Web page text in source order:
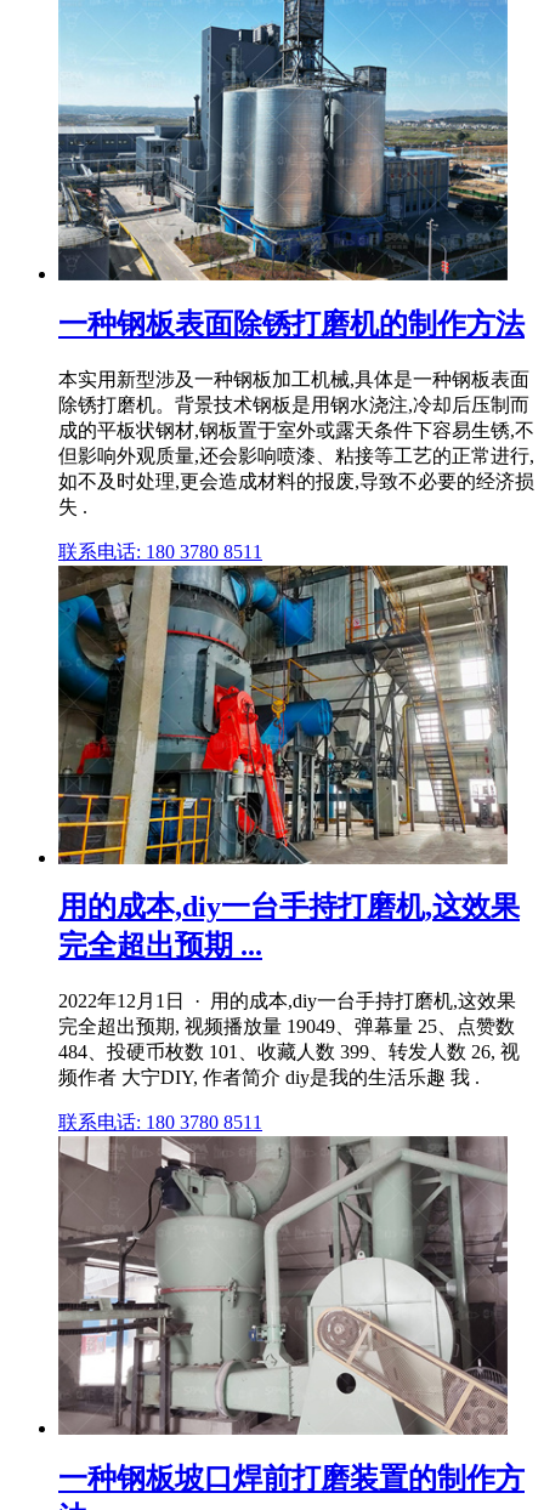
一种钢板表面除锈打磨机的制作方法
本实用新型涉及一种钢板加工机械,具体是一种钢板表面
除锈打磨机。背景技术钢板是用钢水浇注,冷却后压制而
成的平板状钢材,钢板置于室外或露天条件下容易生锈,不
但影响外观质量,还会影响喷漆、粘接等工艺的正常进行,
如不及时处理,更会造成材料的报废,导致不必要的经济损
失 .
联系电话: 180 3780 8511
用的成本,diy一台手持打磨机,这效果
完全超出预期 ...
2022年12月1日 · 用的成本,diy一台手持打磨机,这效果
完全超出预期, 视频播放量 19049、弹幕量 25、点赞数
484、投硬币枚数 101、收藏人数 399、转发人数 26, 视
频作者 大宁DIY, 作者简介 diy是我的生活乐趣 我 .
联系电话: 180 3780 8511
一种钢板坡口焊前打磨装置的制作方